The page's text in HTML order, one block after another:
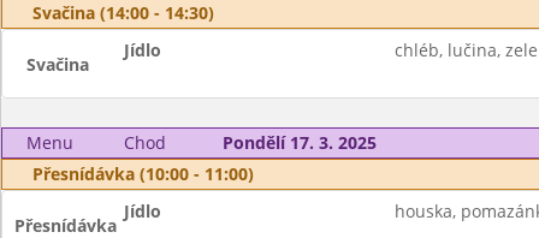
Svačina (14:00 - 14:30)
Svačina
Jídlo chléb, lučina,
Menu Chod
Pondělí 17. 3. 2025
Přesnídávka (10:00 - 11:00)
Přesnídávka
Jídlo houska,